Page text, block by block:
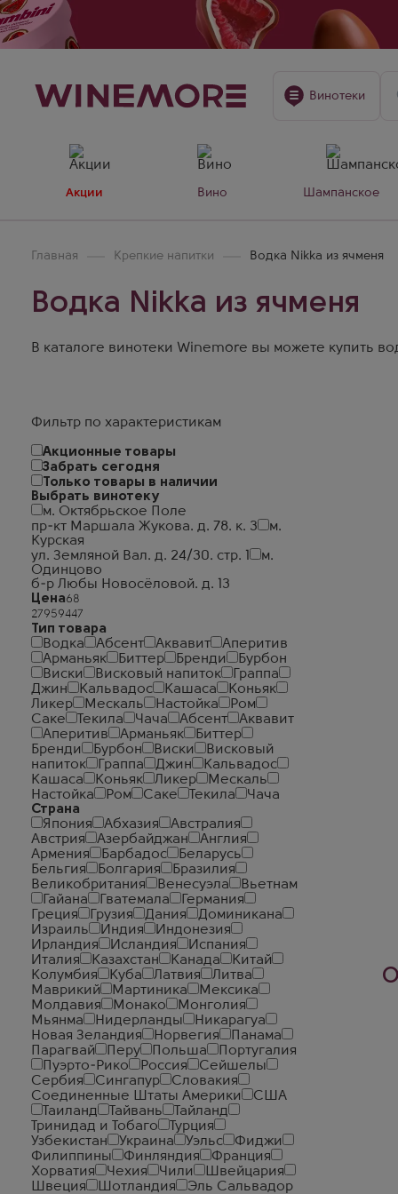
Винотеки
Акции Вино Шампанское
Главная Крепкие напитки Водка Nikka из ячменя
Водка Nikka из ячменя
В каталоге винотеки Winemore вы можете купить
Фильтр по характеристикам
Акционные товары
Забрать сегодня
Только товары в наличии
Выбрать винотеку
м. Октябрьское Поле
пр-кт Маршала Жукова. д. 78. к. 3
м.
Курская
ул. Земляной Вал. д. 24/30. стр. 1
м.
Одинцово
б-р Любы Новосёловой. д. 13
Цена
Тип товара
Водка
Абсент Аквавит
Аперитив
Арманьяк
Биттер Бренди
Бурбон
Виски
Висковый напиток
Граппа
Джин
Кальвадос Кашаса
Коньяк
Ликер
Мескаль Настойка
Ром
Саке
Текила Чача Абсент
Аквавит
Аперитив
Арманьяк
Биттер
Бренди
Бурбон Виски
Висковый
напиток
Граппа Джин
Кальвадос
Кашаса
Коньяк Ликер
Мескаль
Настойка
Ром Саке Текила
Чача
Страна
Япония
Абхазия
Австралия
Австрия
Азербайджан
Англия
Армения
Барбадос
Беларусь
Бельгия
Болгария
Бразилия
Великобритания
Венесуэла
Вьетнам
Гайана
Гватемала
Германия
Греция
Грузия Дания
Доминикана
Израиль
Индия
Индонезия
Ирландия
Исландия
Испания
Италия
Казахстан Канада
Китай
Колумбия
Куба Латвия
Литва
Маврикий
Мартиника
Мексика
Молдавия
Монако
Монголия
Мьянма
Нидерланды
Никарагуа
Новая Зеландия
Норвегия
Панама
Парагвай
Перу Польша
Португалия
Пуэрто-Рико
Россия
Сейшелы
Сербия
Сингапур
Словакия
Соединенные Штаты Америки
США
Таиланд
Тайвань
Тайланд
Тринидад и Тобаго
Турция
Узбекистан
Украина Уэльс
Фиджи
Филиппины
Финляндия
Франция
Хорватия
Чехия Чили
Швейцария
Швеция
Шотландия
Эль Сальвадор